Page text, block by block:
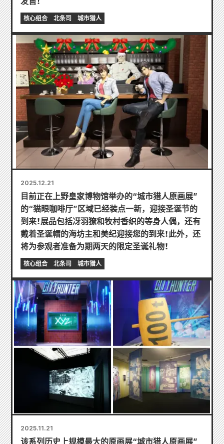
核心组合 北条司 城市猎人
2025.12.21
目前正在上野皇家博物馆举办的“城市猎人原画展”
的“猫眼咖啡厅”区域已经装点一新，迎接圣诞节的
到来！展品包括冴羽獠和牧村香织的等身人偶，还有
戴着圣诞帽的海坊主和美纪迎接您的到来！此外，还
将为参观者准备为期两天的限定圣诞礼物！
核心组合 北条司 城市猎人
2025.11.21
该系列历史上规模最大的原画展“城市猎人原画展”